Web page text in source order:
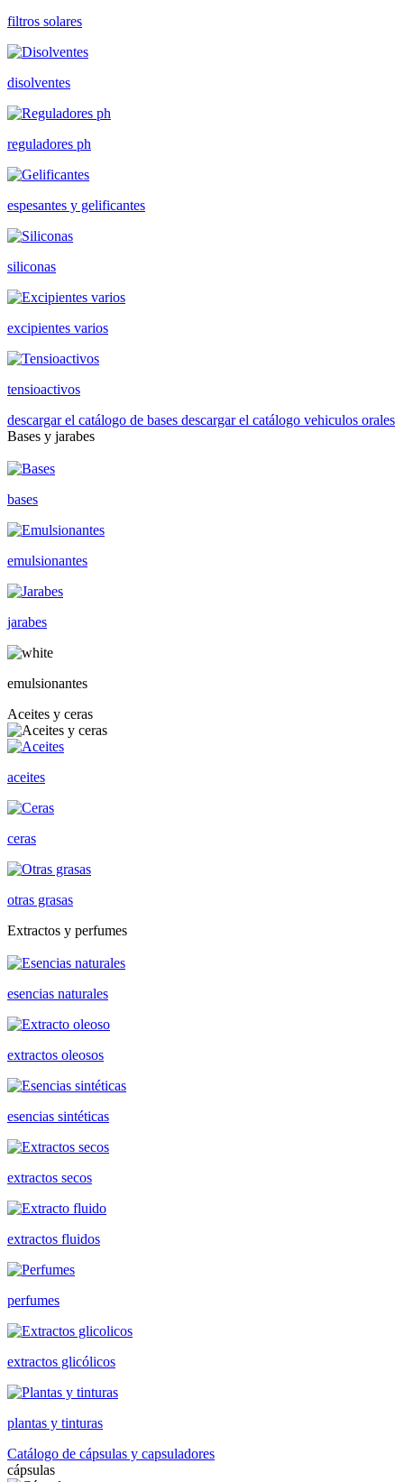
filtros solares
disolventes
reguladores ph
espesantes y gelificantes
siliconas
excipientes varios
tensioactivos
descargar el catálogo de bases descargar el catálogo vehiculos orales
Bases y jarabes
bases
emulsionantes
jarabes
emulsionantes
Aceites y ceras
aceites
ceras
otras grasas
Extractos y perfumes
esencias naturales
extractos oleosos
esencias sintéticas
extractos secos
extractos fluidos
perfumes
extractos glicólicos
plantas y tinturas
Catálogo de cápsulas y capsuladores
cápsulas